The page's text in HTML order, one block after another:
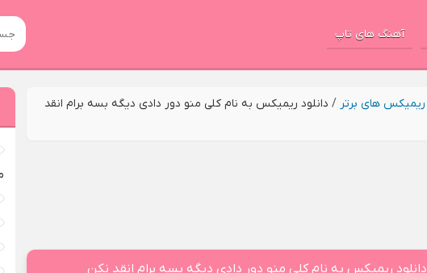
آهنگ های تاپ
ریمیکس های برتر / دانلود ریمیکس به نام کلی منو دور دادی دیگه بسه برام انقد
دانلود ریمیکس به نام کلی منو دور دادی دیگه بسه برام انقد نکن